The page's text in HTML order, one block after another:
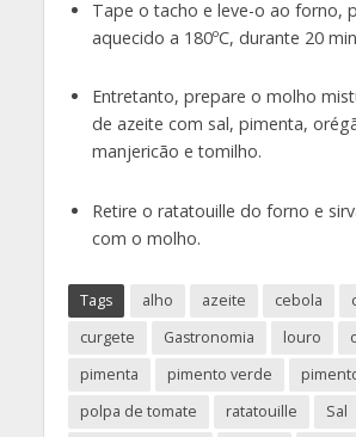
Tape o tacho e leve-o ao forno,
aquecido a 180ºC, durante 20
Entretanto, prepare o molho
de azeite com sal, pimenta,
manjericão e tomilho.
Retire o ratatouille do forno e
com o molho.
Tags alho azeite cebola
curgete
Gastronomia louro
pimenta
pimento verde
polpa de tomate
ratatouille
Sal